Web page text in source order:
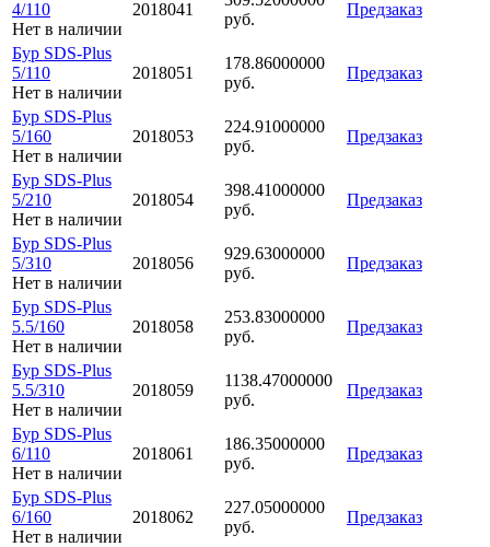
4/110
Нет в наличии
2018041
руб.
Предзаказ
Бур SDS-Plus
5/110
Нет в наличии
2018051
178.86000000
руб.
Предзаказ
Бур SDS-Plus
5/160
Нет в наличии
2018053
224.91000000
руб.
Предзаказ
Бур SDS-Plus
5/210
Нет в наличии
2018054
398.41000000
руб.
Предзаказ
Бур SDS-Plus
5/310
Нет в наличии
2018056
929.63000000
руб.
Предзаказ
Бур SDS-Plus
5.5/160
Нет в наличии
2018058
253.83000000
руб.
Предзаказ
Бур SDS-Plus
5.5/310
Нет в наличии
2018059
1138.47000000
руб.
Предзаказ
Бур SDS-Plus
6/110
Нет в наличии
2018061
186.35000000
руб.
Предзаказ
Бур SDS-Plus
6/160
Нет в наличии
2018062
227.05000000
руб.
Предзаказ